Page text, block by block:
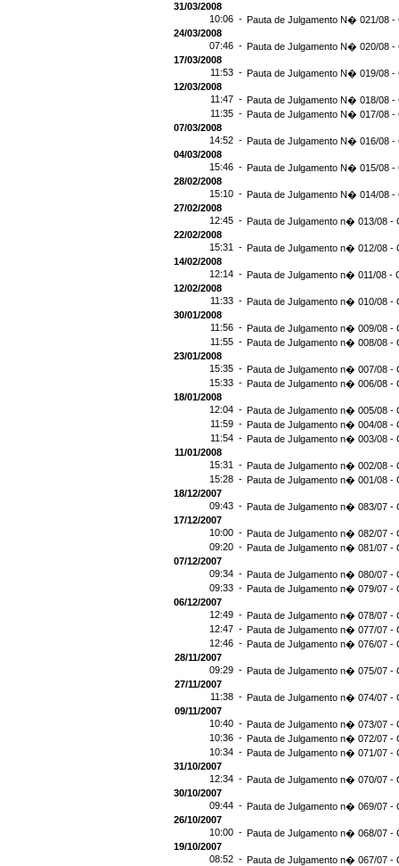
31/03/2008
10:06 - Pauta de Julgamento N� 021/08 -
24/03/2008
07:46 - Pauta de Julgamento N� 020/08 -
17/03/2008
11:53 - Pauta de Julgamento N� 019/08 -
12/03/2008
11:47 - Pauta de Julgamento N� 018/08 -
11:35 - Pauta de Julgamento N� 017/08 -
07/03/2008
14:52 - Pauta de Julgamento N� 016/08 -
04/03/2008
15:46 - Pauta de Julgamento N� 015/08 -
28/02/2008
15:10 - Pauta de Julgamento N� 014/08 -
27/02/2008
12:45 - Pauta de Julgamento n� 013/08 -
22/02/2008
15:31 - Pauta de Julgamento n� 012/08 -
14/02/2008
12:14 - Pauta de Julgamento n� 011/08 -
12/02/2008
11:33 - Pauta de Julgamento n� 010/08 -
30/01/2008
11:56 - Pauta de Julgamento n� 009/08 -
11:55 - Pauta de Julgamento n� 008/08 -
23/01/2008
15:35 - Pauta de Julgamento n� 007/08 -
15:33 - Pauta de Julgamento n� 006/08 -
18/01/2008
12:04 - Pauta de Julgamento n� 005/08 -
11:59 - Pauta de Julgamento n� 004/08 -
11:54 - Pauta de Julgamento n� 003/08 -
11/01/2008
15:31 - Pauta de Julgamento n� 002/08 -
15:28 - Pauta de Julgamento n� 001/08 -
18/12/2007
09:43 - Pauta de Julgamento n� 083/07 -
17/12/2007
10:00 - Pauta de Julgamento n� 082/07 -
09:20 - Pauta de Julgamento n� 081/07 -
07/12/2007
09:34 - Pauta de Julgamento n� 080/07 -
09:33 - Pauta de Julgamento n� 079/07 -
06/12/2007
12:49 - Pauta de Julgamento n� 078/07 -
12:47 - Pauta de Julgamento n� 077/07 -
12:46 - Pauta de Julgamento n� 076/07 -
28/11/2007
09:29 - Pauta de Julgamento n� 075/07 -
27/11/2007
11:38 - Pauta de Julgamento n� 074/07 -
09/11/2007
10:40 - Pauta de Julgamento n� 073/07 -
10:36 - Pauta de Julgamento n� 072/07 -
10:34 - Pauta de Julgamento n� 071/07 -
31/10/2007
12:34 - Pauta de Julgamento n� 070/07 -
30/10/2007
09:44 - Pauta de Julgamento n� 069/07 -
26/10/2007
10:00 - Pauta de Julgamento n� 068/07 -
19/10/2007
08:52 - Pauta de Julgamento n� 067/07 -